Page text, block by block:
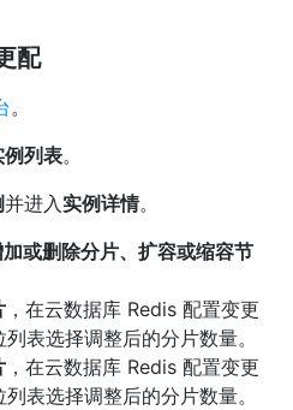
配
。
例列表。
并进入实例详情。
或删除分片、扩容或缩容节
，在云数据库 Redis 配置变更
表选择调整后的分片数量。
，在云数据库 Redis 配置变更
表选择调整后的分片数量。